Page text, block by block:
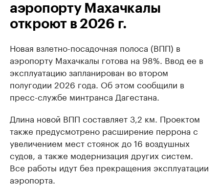
аэропорту Махачкалы
откроют в 2026 г.
Новая взлетно-посадочная полоса (ВПП) в
аэропорту Махачкалы готова на 98%. Ввод ее в
эксплуатацию запланирован во втором
полугодии 2026 года. Об этом сообщили в
пресс-службе минтранса Дагестана.
Длина новой ВПП составляет 3,2 км. Проектом
также предусмотрено расширение перрона с
увеличением мест стоянок до 16 воздушных
судов, а также модернизация других систем.
Все работы идут без прекращения эксплуатации
аэропорта.